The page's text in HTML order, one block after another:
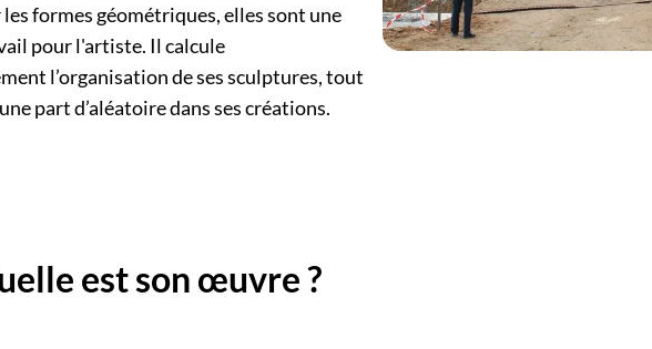
les formes géométriques, elles sont une
pour l'artiste. Il calcule
l’organisation de ses sculptures, tout
part d’aléatoire dans ses créations.
est son œuvre ?